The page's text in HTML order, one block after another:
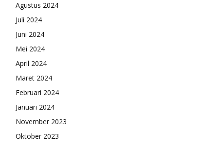
Agustus 2024
Juli 2024
Juni 2024
Mei 2024
April 2024
Maret 2024
Februari 2024
Januari 2024
November 2023
Oktober 2023